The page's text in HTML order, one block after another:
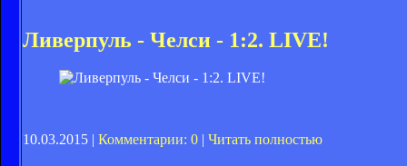
Ливерпуль - Челси - 1:2. LIVE!
10.03.2015 | Комментарии: 0 Читать полностью